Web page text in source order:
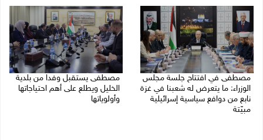
مصطفى في افتتاح جلسة مجلس
الوزراء: ما يتعرض له شعبنا في غزة
نابع من دوافع سياسية إسرائيلية
مبيّتة
مصطفى يستقبل وفدا من بلدية
الخليل ويطلع على أهم احتياجاتها
وأولوياتها